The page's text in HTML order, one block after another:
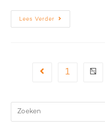
Lees Verder
1 …